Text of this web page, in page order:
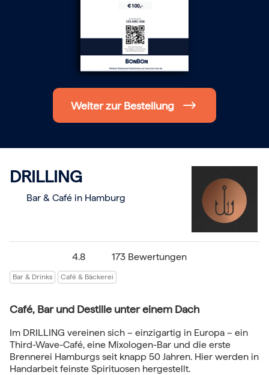
Frohe Weihnachten
Regionale Gutscheine
Berlin
Hamburg
München
Köln
Düsseldorf
Stuttgart
Essen
Einlösbar für alle 10.000 Partner und 3 Jahre gültig
Das ideale Geschenk für alle Anlässe
Weiter zur Bestellung
DRILLING
Bar & Café in Hamburg
4.8 173 Bewertungen
Bar & Drinks Café & Bäckerei
Café, Bar und Destille unter einem Dach
Im DRILLING vereinen sich – einzigartig in Europa – ein
Third-Wave-Café, eine Mixologen-Bar und die erste
Brennerei Hamburgs seit knapp 50 Jahren. Hier werden in
Handarbeit feinste Spirituosen hergestellt.